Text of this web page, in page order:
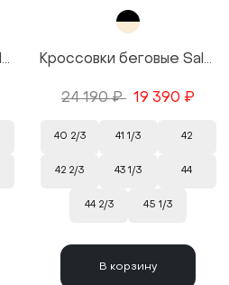
Кроссовки беговые Salomon XA PRO 3D V9 W цвет Green/Зеленый Кроссовки беговые Salomon XA PRO 3D V9 цвет Black/Черный
24 190 ₽ 19 390 ₽
40 2/3 41 1/3 42
42 2/3 43 1/3 44
44 2/3 45 1/3
В корзину